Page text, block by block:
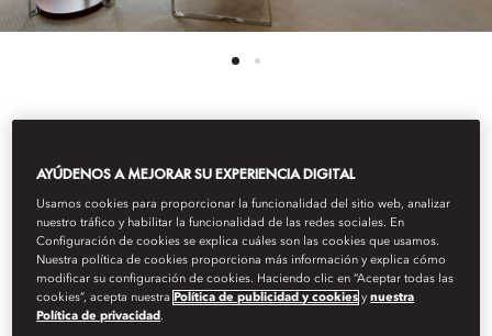
HABITACIÓN
MANDARIN
AYÚDENOS A MEJORAR SU EXPERIENCIA DIGITAL
Usamos cookies para proporcionar la funcionalidad del sitio web, analizar
nuestro tráfico y habilitar la funcionalidad de las redes sociales. En
Configuración de cookies se explica cuáles son las cookies que usamos.
Nuestra política de cookies proporciona más información y explica cómo
modificar su configuración de cookies. Haciendo clic en “Aceptar todas las
cookies”, acepta nuestra Política de publicidad y cookies ynuestra
Política de privacidad .